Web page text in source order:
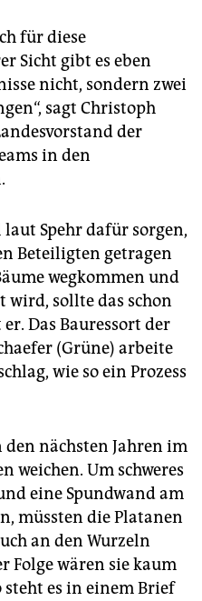
für diese
Sicht gibt es eben
nicht, sondern zwei
sagt Christoph
der
in den
Spehr dafür sorgen,
Beteiligten getragen
wegkommen und
wird, sollte das schon
Das Bauressort der
(Grüne) arbeite
wie so ein Prozess
den nächsten Jahren im
weichen. Um schweres
eine Spundwand am
müssten die Platanen
an den Wurzeln
Folge wären sie kaum
es in einem Brief